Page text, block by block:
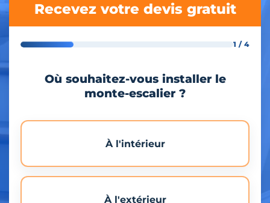
Recevez votre devis gratuit
1 / 4
Où souhaitez-vous installer le
monte-escalier ?
À l'intérieur
À l'extérieur